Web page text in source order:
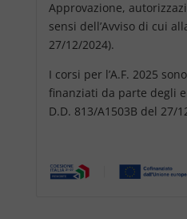
Approvazione,
sensi dell’Avviso di cui
27/12/2024).
I corsi per l’A.F. 2025
finanziati da parte degli
D.D. 813/A1503B del 27/